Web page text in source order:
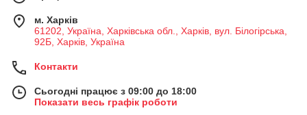
м. Харків
61202, Україна, Харківська обл., Харків, вул. Білогірська,
92Б, Харків, Україна
Контакти
Сьогодні працює з 09:00 до 18:00
Показати весь графік роботи